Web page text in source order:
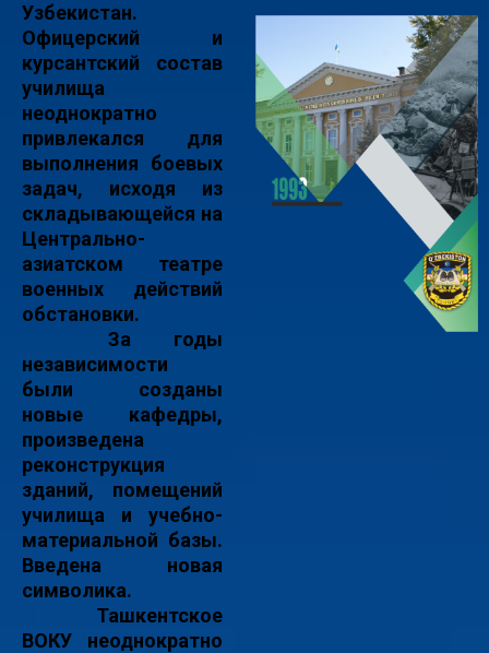
Узбекистан.
Офицерский и
курсантский состав
училища
неоднократно
привлекался для
выполнения боевых
задач, исходя из
складывающейся на
Центрально-
азиатском театре
военных действий
обстановки.
За годы
независимости
были созданы
новые кафедры,
произведена
реконструкция
зданий, помещений
училища и учебно-
материальной базы.
Введена новая
символика.
Ташкентское
ВОКУ неоднократно